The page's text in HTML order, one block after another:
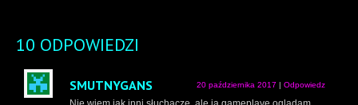
10 ODPOWIEDZI
SMUTNYGANS 20 października 2017 Odpowiedz